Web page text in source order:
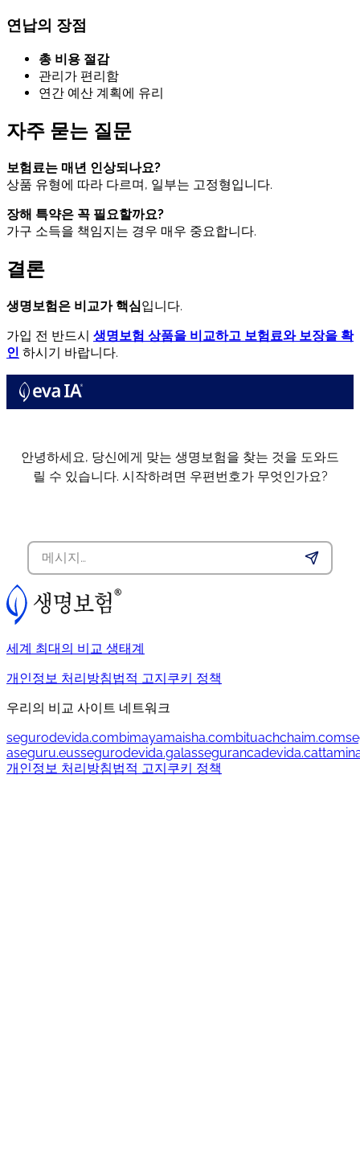
연납의 장점
총 비용 절감
관리가 편리함
연간 예산 계획에 유리
자주 묻는 질문
보험료는 매년 인상되나요?
상품 유형에 따라 다르며, 일부는 고정형입니다.
장해 특약은 꼭 필요할까요?
가구 소득을 책임지는 경우 매우 중요합니다.
결론
생명보험은 비교가 핵심입니다.
가입 전 반드시 생명보험 상품을 비교하고 보험료와 보장을 확
인 하시기 바랍니다.
안녕하세요, 당신에게 맞는 생명보험을 찾는 것을 도와드
릴 수 있습니다. 시작하려면 우편번호가 무엇인가요?
세계 최대의 비교 생태계
개인정보 처리방침법적 고지쿠키 정책
우리의 비교 사이트 네트워크
segurodevida.combimayamaisha.combituachchaim.com
aseguru.eussegurodevida.galassegurancadevida.cat
개인정보 처리방침법적 고지쿠키 정책